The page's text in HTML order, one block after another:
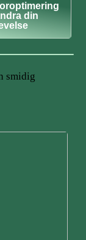
din
smidig